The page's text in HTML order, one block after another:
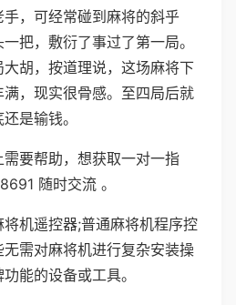
，可经常碰到麻将的斜乎
把，敷衍了事过了第一局。
胡，按道理说，这场麻将下
，现实很骨感。至四局后就
是输钱。
要帮助，想获取一对一指
随时交流 。
机遥控器;普通麻将机程序控
需对麻将机进行复杂安装操
能的设备或工具。